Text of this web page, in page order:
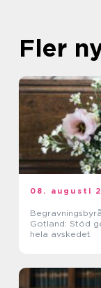
Fler
08. augusti
Gotland: Stöd
hela avskedet